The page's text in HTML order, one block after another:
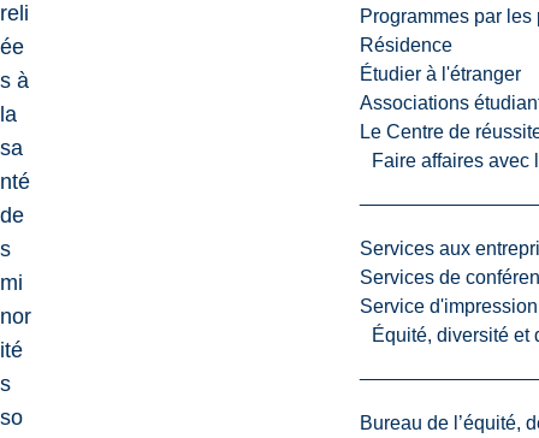
Programmes par les
Résidence
Étudier à l'étranger
Associations
Le Centre de
Faire affaires avec
Services aux
Services de
Service d'impression
Équité, diversité et
Bureau de l’équité,
reli
ée
s à
la
sa
nté
de
s
mi
nor
ité
s
so